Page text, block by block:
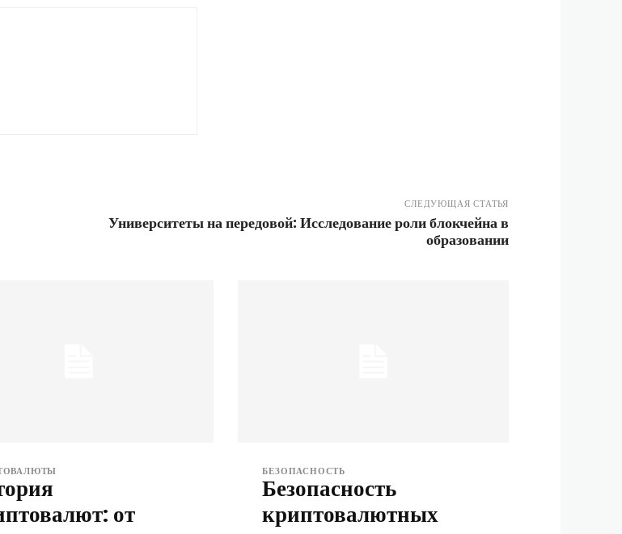
СЛЕДУЮЩАЯ СТАТЬЯ
Университеты на передовой: Исследование роли блокчейна в
образовании
от
БЕЗОПАСНОСТЬ
Безопасность
криптовалютных